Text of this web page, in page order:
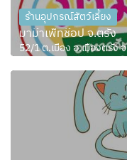
ร้านอุปกรณ์สัตว์เลี้ยง
มาม๊าเพ็ทช๊อป จ.ตรัง
52/1 ต.เมือง อ.เมืองตรัง